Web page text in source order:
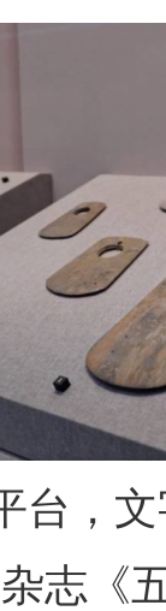
台，
杂志《一纸欠